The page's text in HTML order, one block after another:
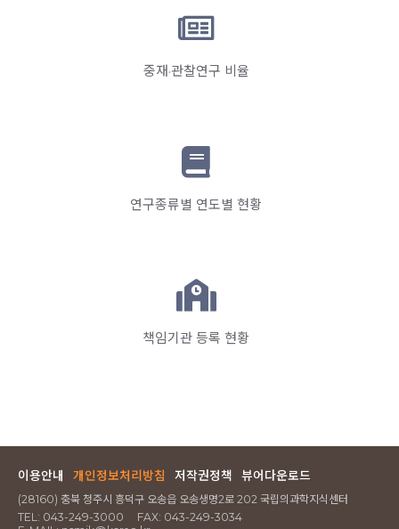
중재·관찰연구 비율
연구종류별 연도별 현황
책임기관 등록 현황
이용안내 개인정보처리방침 저작권정책 뷰어다운로드
(28160) 충북 청주시 흥덕구 오송읍 오송생명2로 202 국립의과학지식센터
TEL: 043-249-3000 FAX: 043-249-3034